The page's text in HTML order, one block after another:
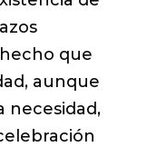
que
aunque
necesidad,